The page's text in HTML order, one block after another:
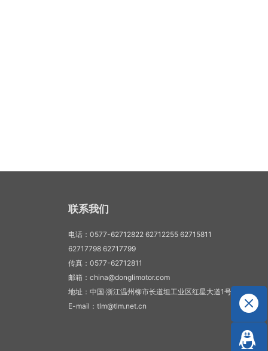
联系我们
电话：0577-62712822 62712255 62715811
62717798 62717799
传真：0577-62712811
邮箱：china@donglimotor.com
地址：中国·浙江温州柳市长道坦工业区红星大道1号
E-mail：tlm@tlm.net.cn